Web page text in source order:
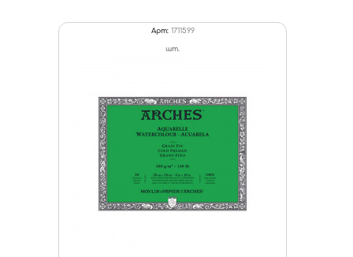
Арт: 1711599
шт.